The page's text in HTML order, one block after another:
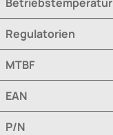
Regulatorien
MTBF
EAN
P/N